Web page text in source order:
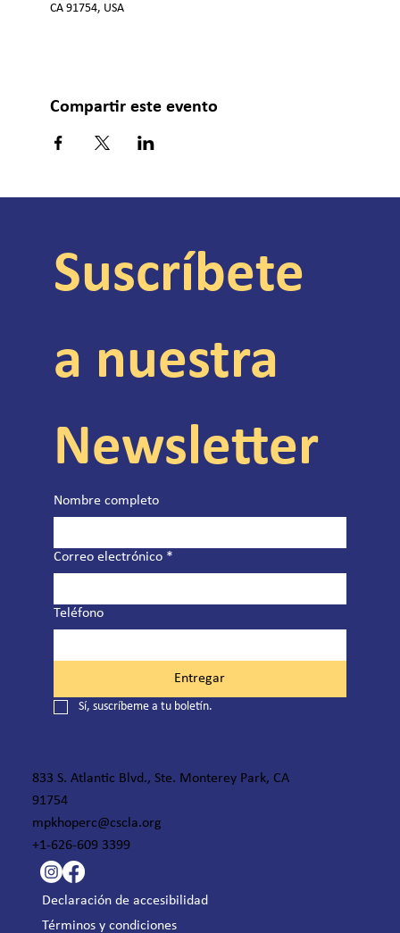
CA 91754, USA
Compartir este evento
Suscríbete
a nuestra
Newsletter
Nombre completo
Correo electrónico *
Teléfono
Entregar
Sí, suscríbeme a tu boletín.
833 S. Atlantic Blvd., Ste. Monterey Park, CA
91754
mpkhoperc@cscla.org
+1-626-609 3399
Declaración de accesibilidad
Términos y condiciones